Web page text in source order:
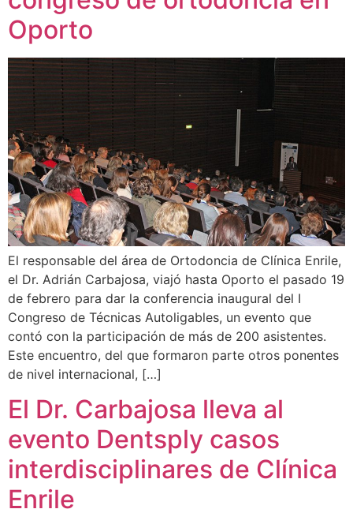
Oporto
El responsable del área de Ortodoncia de Clínica Enrile,
el Dr. Adrián Carbajosa, viajó hasta Oporto el pasado 19
de febrero para dar la conferencia inaugural del I
Congreso de Técnicas Autoligables, un evento que
contó con la participación de más de 200 asistentes.
Este encuentro, del que formaron parte otros ponentes
de nivel internacional, […]
El Dr. Carbajosa lleva al
evento Dentsply casos
interdisciplinares de Clínica
Enrile